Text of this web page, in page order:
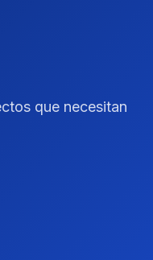
que necesitan